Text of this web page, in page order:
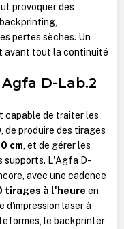
provoquer des
pertes sèches. Un
avant tout la continuité
D-Lab.2
capable de traiter les
, de produire des tirages
cm, et de gérer les
supports. L'Agfa D-
avec une cadence
tirages à l'heure en
d'impression laser à
le backprinter